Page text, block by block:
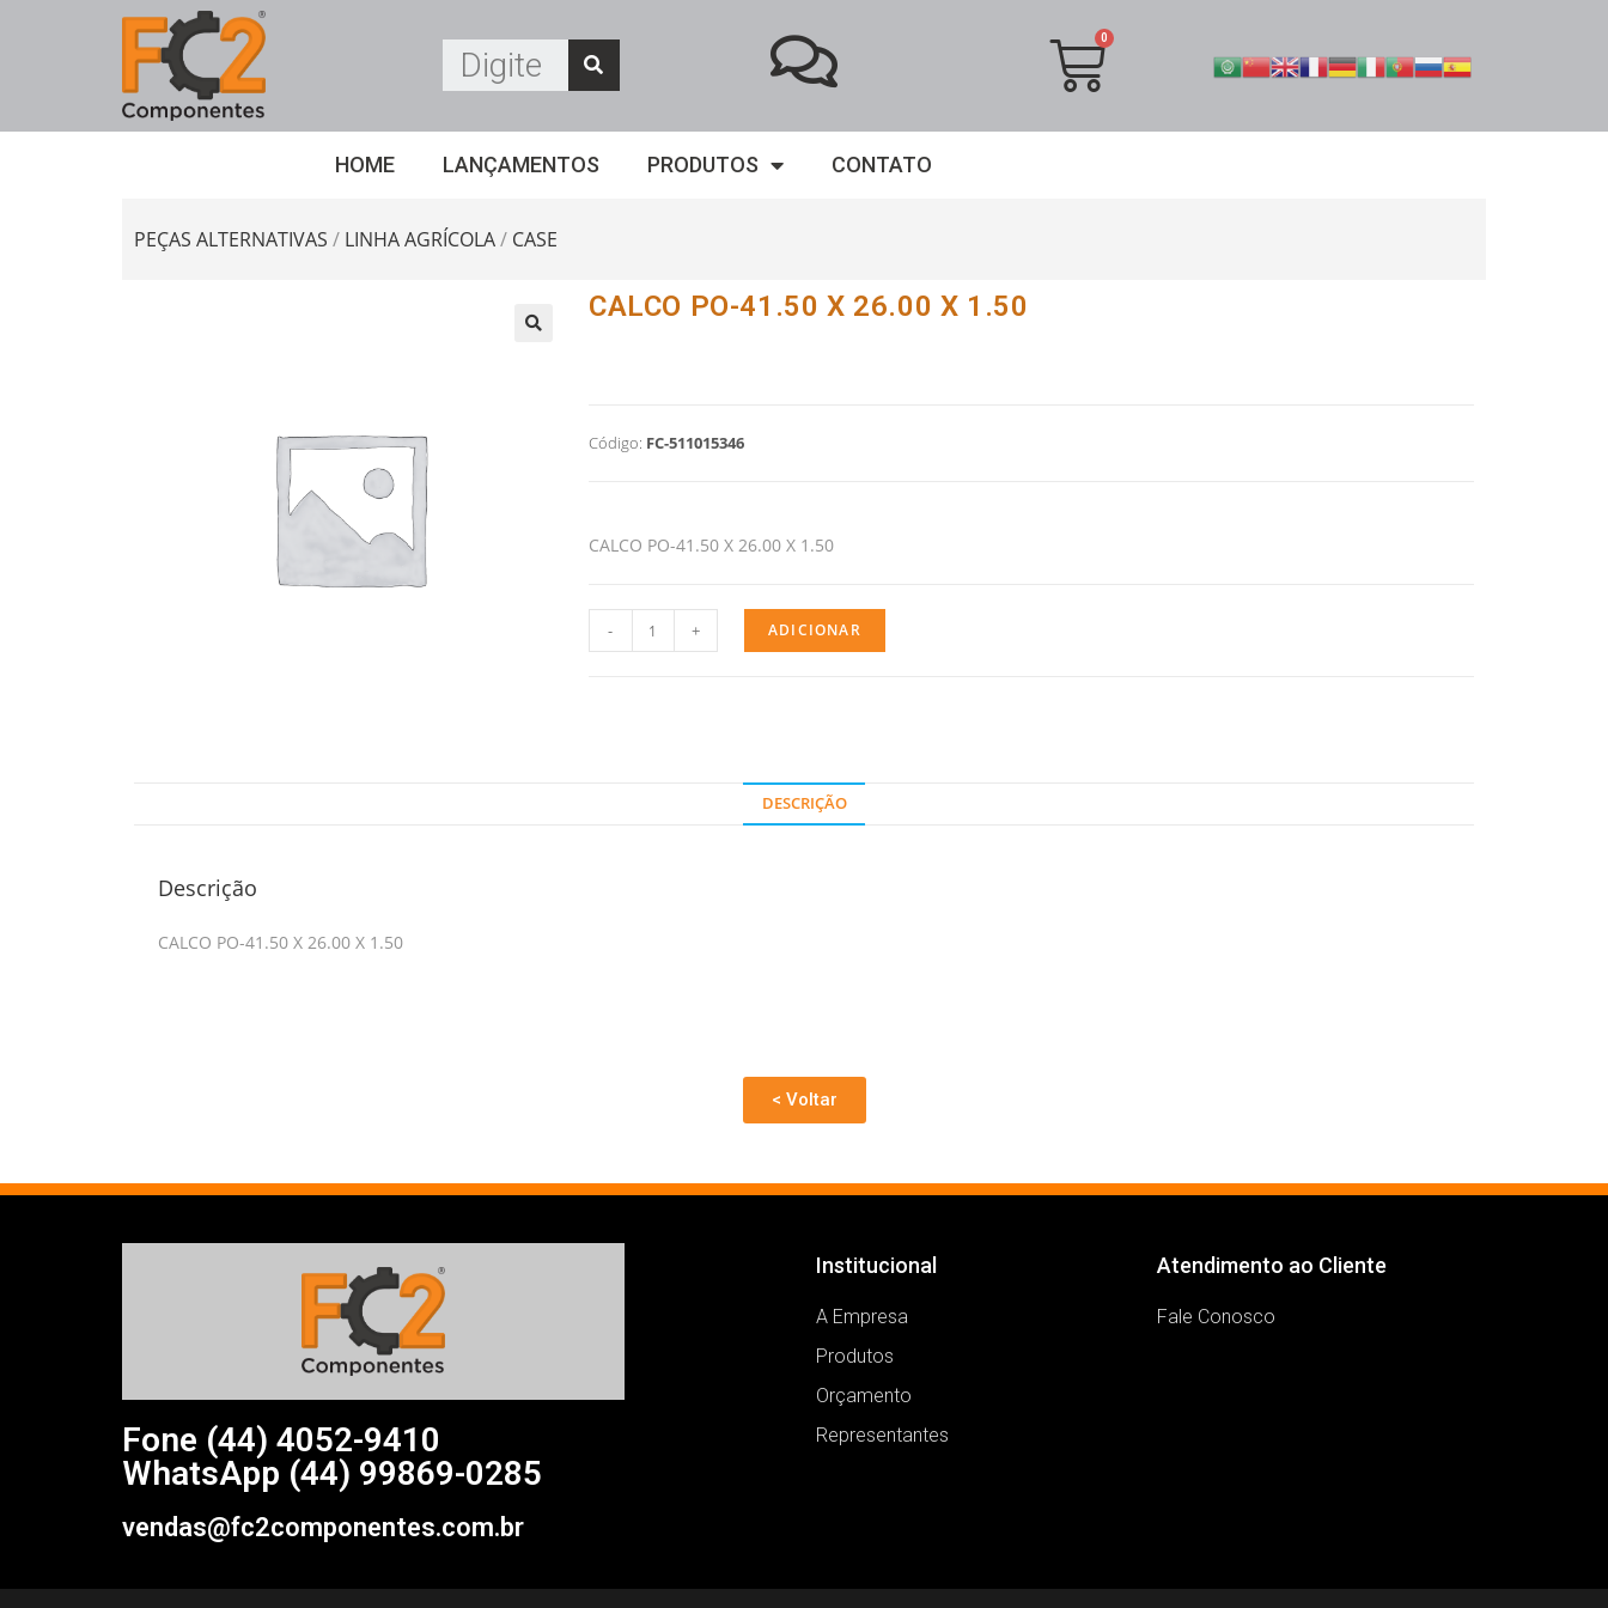
HOME LANÇAMENTOS PRODUTOS CONTATO
PEÇAS ALTERNATIVAS / LINHA AGRÍCOLA/ CASE
CALCO PO-41.50 X 26.00 X 1.50
Código: FC-511015346
CALCO PO-41.50 X 26.00 X 1.50
- + ADICIONAR
DESCRIÇÃO
Descrição
CALCO PO-41.50 X 26.00 X 1.50
< Voltar
Fone (44) 4052-9410
WhatsApp (44) 99869-0285
vendas@fc2componentes.com.br
Institucional
A Empresa
Produtos
Orçamento
Representantes
Atendimento ao Cliente
Fale Conosco